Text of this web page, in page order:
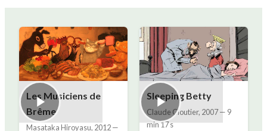
Les Musiciens de
Brême
Masataka Hiroyasu, 2012—
Sleeping Betty
Claude Cloutier, 2007— 9
min 17 s